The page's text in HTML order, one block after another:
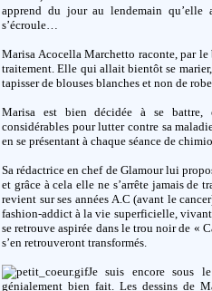
apprend du jour au lendemain
s’écroule…
Marisa Acocella Marchetto raconte, par le
traitement. Elle qui allait bientôt se
tapisser de blouses blanches et non de
Marisa est bien décidée à se
considérables pour lutter contre sa
en se présentant à chaque séance de
Sa rédactrice en chef de Glamour lui
et grâce à cela elle ne s’arrête jamais de
revient sur ses années A.C (avant le
fashion-addict à la vie superficielle,
se retrouve aspirée dans le trou noir de «
s’en retrouveront transformés.
Je suis encore sous
génialement bien fait. Les dessins de